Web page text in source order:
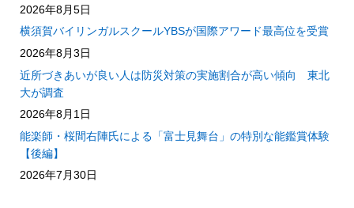
2026年8月5日
横須賀バイリンガルスクールYBSが国際アワード最高位を受賞
2026年8月3日
近所づきあいが良い人は防災対策の実施割合が高い傾向 東北
大が調査
2026年8月1日
能楽師・桜間右陣氏による「富士見舞台」の特別な能鑑賞体験
【後編】
2026年7月30日